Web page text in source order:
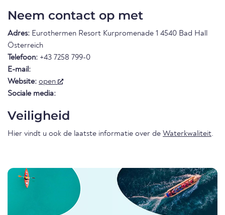
Neem contact op met
Adres: Eurothermen Resort Kurpromenade 1 4540 Bad Hall
Österreich
Telefoon: +43 7258 799-0
E-mail:
Website: open
Sociale media:
Veiligheid
Hier vindt u ook de laatste informatie over de Waterkwaliteit.